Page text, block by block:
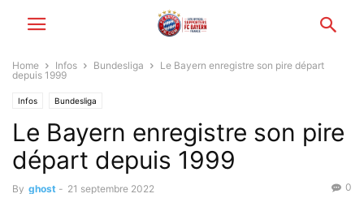
Home Infos Bundesliga
Le Bayern enregistre son pire départ
depuis 1999
Infos Bundesliga
Le Bayern enregistre son pire
départ depuis 1999
By ghost - 21 septembre 2022 0